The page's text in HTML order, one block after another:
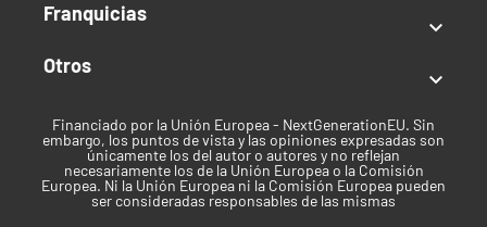
Recreativo
Clima
Templado
Franquicias

Otros

Financiado por la Unión Europea - NextGenerationEU. Sin
embargo, los puntos de vista y las opiniones expresadas son
únicamente los del autor o autores y no reflejan
necesariamente los de la Unión Europea o la Comisión
Europea. Ni la Unión Europea ni la Comisión Europea pueden
ser consideradas responsables de las mismas